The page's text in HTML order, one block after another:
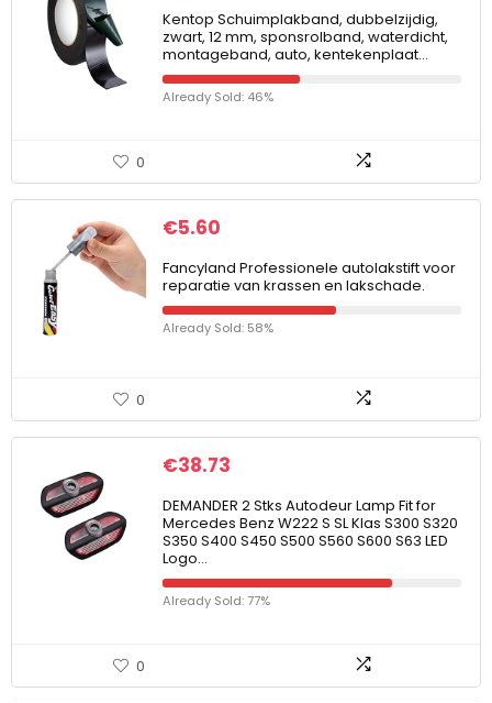
Kentop Schuimplakband, dubbelzijdig,
zwart, 12 mm, sponsrolband, waterdicht,
montageband, auto, kentekenplaat…
Already Sold: 46%
0
€5.60
Fancyland Professionele autolakstift voor
reparatie van krassen en lakschade.
Already Sold: 58%
0
€38.73
DEMANDER 2 Stks Autodeur Lamp Fit for
Mercedes Benz W222 S SL Klas S300 S320
S350 S400 S450 S500 S560 S600 S63 LED
Logo…
Already Sold: 77%
0